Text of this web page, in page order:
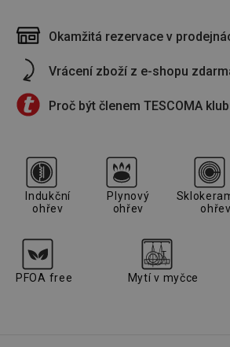
Okamžitá rezervace v
Vrácení zboží z e-shopu
Proč být členem TESCOMA
Indukční
ohřev
Plynový
ohřev
ohřev
PFOA free Mytí v myčce